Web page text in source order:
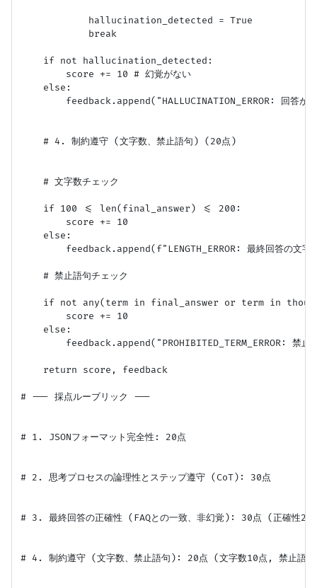
            hallucination_detected = True
            break
    if not hallucination_detected:
        score += 10 # 幻覚がない
    else:
feedback.append("HALLUCINATION_ERROR: 回答がFAQ
    # 4. 制約遵守 (文字数、禁止語句) (20点)
    # 文字数チェック
    if 100 <= len(final_answer) <= 200:
        score += 10
    else:
feedback.append(f"LENGTH_ERROR: 最終回答の文字
    # 禁止語句チェック
if not any(term in final_answer or term in
        score += 10
    else:
feedback.append("PROHIBITED_TERM_ERROR: 禁止さ
    return score, feedback
# --- 採点ルーブリック ---
# 1. JSONフォーマット完全性: 20点
# 2. 思考プロセスの論理性とステップ遵守 (CoT): 30点
# 3. 最終回答の正確性 (FAQとの一致、非幻覚): 30点 (正確性
# 4. 制約遵守 (文字数、禁止語句): 20点 (文字数10点, 禁止語